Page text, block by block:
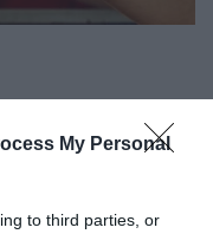
My Personal
to third parties, or
tartalmú